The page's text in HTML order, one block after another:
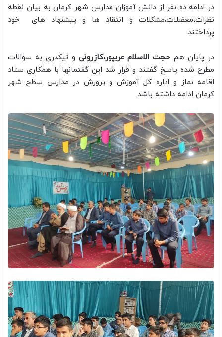
در ادامه ده نفر از دانش آموزان مدارس شهر کرمان به بیان نقطه
نظرات،معضلات،مشکلات و انتقاد ها و پیشنهاد های خود
پرداختند.
در پایان هم حجت الاسلام عربپور،کازرونی و تیکدری به سوالات
مطرح شده پاسخ گفتند و قرار شد این گفتمانها با همکاری ستاد
اقامه نماز و اداره کل آموزش و پرورش در مدارس سطح شهر
کرمان ادامه داشته باشد.